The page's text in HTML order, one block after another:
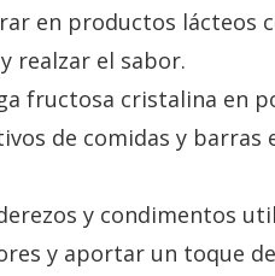
en productos lácteos
realzar el sabor.
fructosa cristalina en
de comidas y
y condimentos
y aportar un toque